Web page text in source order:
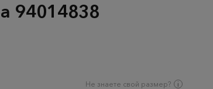
94014838
Не знаете свой размер?